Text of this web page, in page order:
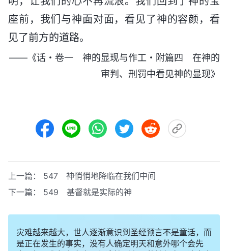
座前，我们与神面对面，看见了神的容颜，看
见了前方的道路。
——《话・卷一 神的显现与作工・附篇四 在神的
审判、刑罚中看见神的显现》
上一篇： 547 神悄悄地降临在我们中间
下一篇： 549 基督就是实际的神
灾难越来越大，世人逐渐意识到圣经预言不是童话，而
是正在发生的事实，没有人确定明天和意外哪个会先